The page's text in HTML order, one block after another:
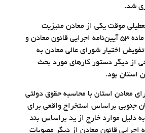
شد.
موقت یکی از معادن منیزیت
استان با استناد به ماده ۵۳ آیین‌نامه اجرایی قانون معادن و
تفویض اختیار شورای عالی معادن به
از دیگر دستور کارهای مورد بحث
استان بود.
معادن استان با محاسبه حقوق دولتی
جنوبی براساس استخراج واقعی برای
سال‌های ۹۷ و ۹۸ به دلیل موارد خارج از ید براساس بند
آیین‌نامه اجرایی قانون معادن از دیگر مصوبات